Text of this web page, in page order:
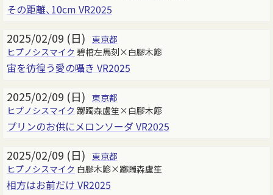
その距離、10cm VR2025
2025/02/09 (日) 東京都
ヒプノシスマイク 碧棺左馬刻×白膠木簓
宙を彷徨う愛の囁き VR2025
2025/02/09 (日) 東京都
ヒプノシスマイク 躑躅森盧笙×白膠木簓
プリンのお供にメロンソーダ VR2025
2025/02/09 (日) 東京都
ヒプノシスマイク 白膠木簓×躑躅森盧笙
相方はお前だけ VR2025